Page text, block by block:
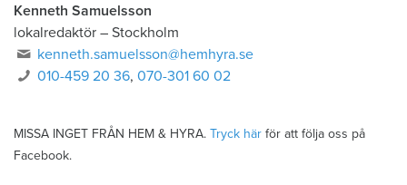
Kenneth Samuelsson
lokalredaktör – Stockholm
kenneth.samuelsson@hemhyra.se
010-459 20 36,070-301 60 02
MISSA INGET FRÅN HEM & HYRA. Tryck här för att följa oss på
Facebook.